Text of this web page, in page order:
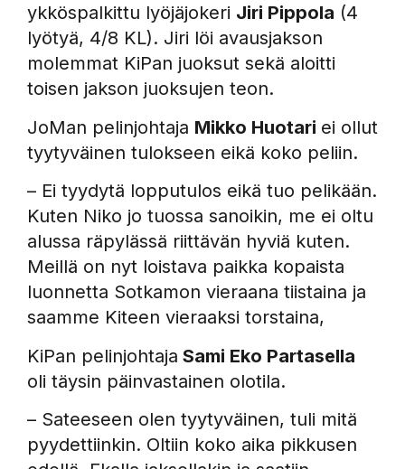
ykköspalkittu lyöjäjokeri Jiri Pippola (4
lyötyä, 4/8 KL). Jiri löi avausjakson
molemmat KiPan juoksut sekä aloitti
toisen jakson juoksujen teon.
JoMan pelinjohtaja Mikko Huotari ei ollut
tyytyväinen tulokseen eikä koko peliin.
– Ei tyydytä lopputulos eikä tuo pelikään.
Kuten Niko jo tuossa sanoikin, me ei oltu
alussa räpylässä riittävän hyviä kuten.
Meillä on nyt loistava paikka kopaista
luonnetta Sotkamon vieraana tiistaina ja
saamme Kiteen vieraaksi torstaina,
KiPan pelinjohtaja Sami Eko Partasella
oli täysin päinvastainen olotila.
– Sateeseen olen tyytyväinen, tuli mitä
pyydettiinkin. Oltiin koko aika pikkusen